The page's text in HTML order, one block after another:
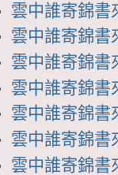
雲中誰寄錦書
雲中誰寄錦書
雲中誰寄錦書
雲中誰寄錦書
雲中誰寄錦書
雲中誰寄錦書
雲中誰寄錦書